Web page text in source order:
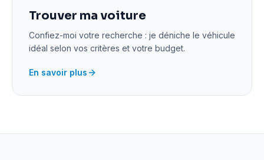
Trouver ma voiture
Confiez-moi votre recherche : je déniche le véhicule
idéal selon vos critères et votre budget.
En savoir plus